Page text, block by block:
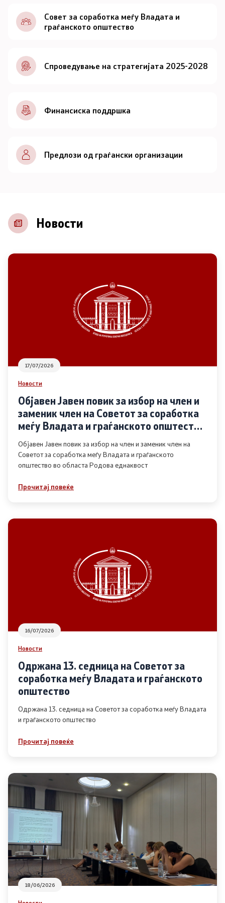
Документи
Совет
За советот
Документи
Записници и дневни редови од седниците на
Советот
Контакт
Основање на здружение
Дијалог меѓу Владата и граѓанскиот сектор
Отворени денови за иницијативи на граѓанските
организации
Финансиска поддршка
Извештаи
Список на ОЈИ
Контакт
Контакт
Линкови
Изјава за пристапност
Со еден клик до сите услуги
Совет за соработка меѓу Владата и
граѓанското општество
Спроведување на стратегијата 2025-2028
Финансиска поддршка
Предлози од граѓански организации
Новости
17/07/2026
Новости
Објавен Јавен повик за избор на член и
заменик член на Советот за соработка
меѓу Владата и граѓанското општество
во областа Родова еднаквост
Објавен Јавен повик за избор на член и заменик член на
Советот за соработка меѓу Владата и граѓанското
општество во областа Родова еднаквост
Прочитај повеќе
16/07/2026
Новости
Одржана 13. седница на Советот за
соработка меѓу Владата и граѓанското
општество
Одржана 13. седница на Советот за соработка меѓу Владата
и граѓанското општество
Прочитај повеќе
18/06/2026